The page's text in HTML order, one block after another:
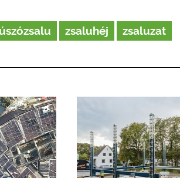
zsaluhéj zsaluzat